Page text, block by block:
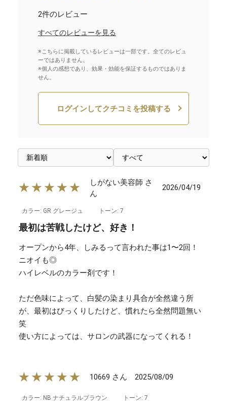
2件のレビュー
すべてのレビューを見る
※こちらに掲載しているレビューは一部です。全てのレビュ
ーではありません。
※個人の感想であり、効果・効能を保証するものではありま
せん。
ログインしてクチコミを投稿する
★★★★★
しがない美容師 さ
ん
2026/04/19
カラー: GR グレージュ トーン: 7
最初は苦戦したけど、好き！
オープンから4年、しみるって言われた事は1〜2回！
ニオイも◎
ハイレベルのカラー剤です！
ただ色味によって、白髪の染まり具合が全然違う所
が、最初はびっくりしたけど、慣れたら全然問題無い
笑
使い方によっては、サロンの武器になってくれる！
★★★★★ 10669 さん 2025/08/09
カラー: NB ナチュラルブラウン トーン: 7